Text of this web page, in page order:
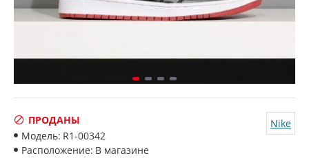
ПРОДАНЫ
Модель: R1-00342
Расположение: В магазине
Nike